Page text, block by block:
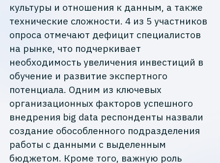
культуры и отношения к данным, а также
технические сложности. 4 из 5 участников
опроса отмечают дефицит специалистов
на рынке, что подчеркивает
необходимость увеличения инвестиций в
обучение и развитие экспертного
потенциала. Одним из ключевых
организационных факторов успешного
внедрения big data респонденты назвали
создание обособленного подразделения
работы с данными с выделенным
бюджетом. Кроме того, важную роль